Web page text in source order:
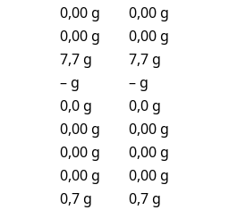
0,00 g
0,00 g
0,00 g
0,00 g
7,7 g
7,7 g
– g
– g
0,0 g
0,0 g
0,00 g
0,00 g
0,00 g
0,00 g
0,00 g
0,00 g
0,7 g
0,7 g